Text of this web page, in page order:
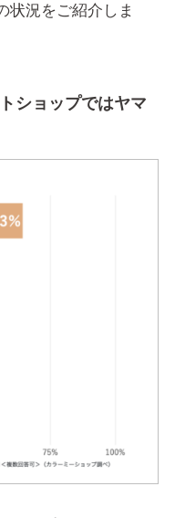
状況をご紹介しま
ショップではヤマ